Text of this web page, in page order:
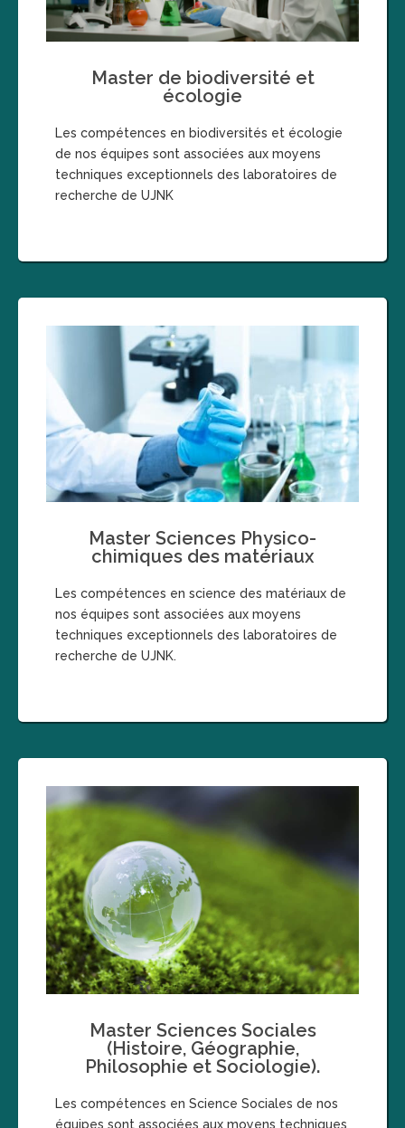
Master de biodiversité et
écologie
Les compétences en biodiversités et écologie
de nos équipes sont associées aux moyens
techniques exceptionnels des laboratoires de
recherche de UJNK
Master Sciences Physico-
chimiques des matériaux
Les compétences en science des matériaux de
nos équipes sont associées aux moyens
techniques exceptionnels des laboratoires de
recherche de UJNK.
Master Sciences Sociales
(Histoire, Géographie,
Philosophie et Sociologie).
Les compétences en Science Sociales de nos
équipes sont associées aux moyens techniques